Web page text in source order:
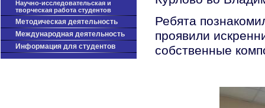
Научно-исследовательская и
творческая работа студентов
Методическая деятельность
Международная деятельность
Информация для студентов
Ребята
проявили
собственные